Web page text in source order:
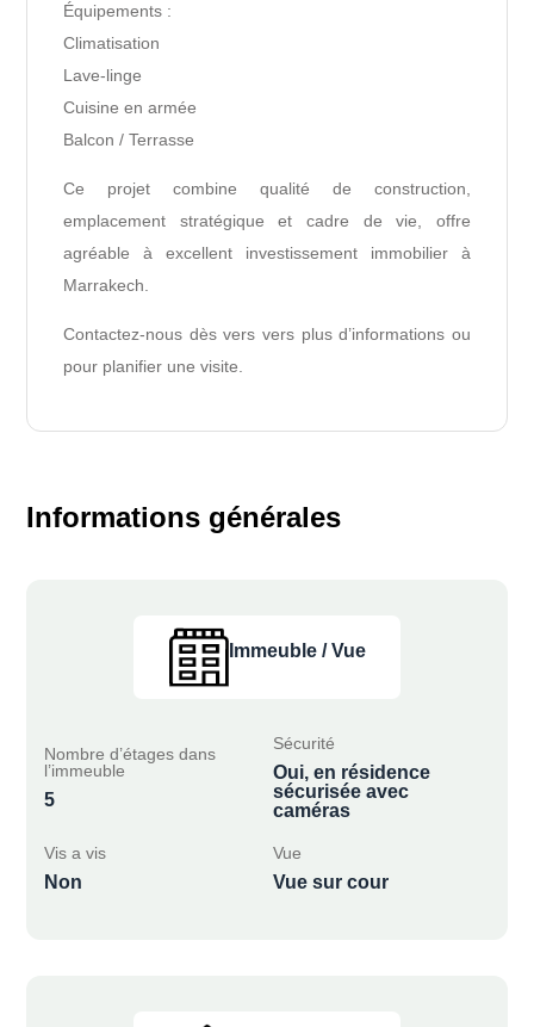
Équipements :
Climatisation
Lave-linge
Cuisine en armée
Balcon / Terrasse
Ce projet combine qualité de construction,
emplacement stratégique et cadre de vie, offre
agréable à excellent investissement immobilier à
Marrakech.
Contactez-nous dès vers vers plus d’informations ou
pour planifier une visite.
Informations générales
Immeuble / Vue
Nombre d’étages dans
l’immeuble
5
Sécurité
Oui, en résidence
sécurisée avec
caméras
Vis a vis
Non
Vue
Vue sur cour